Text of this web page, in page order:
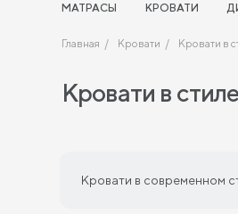
МАТРАСЫ КРОВАТИ
Главная Кровати Кровати в
Кровати в
Кровати в современном